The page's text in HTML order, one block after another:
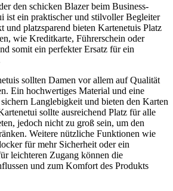
den schicken Blazer beim Business-
ist ein praktischer und stilvoller Begleiter
und platzsparend bieten Kartenetuis Platz
wie Kreditkarte, Führerschein oder
somit ein perfekter Ersatz für ein
sollten Damen vor allem auf Qualität
Ein hochwertiges Material und eine
Langlebigkeit und bieten den Karten
sollte ausreichend Platz für alle
jedoch nicht zu groß sein, um den
Weitere nützliche Funktionen wie
für mehr Sicherheit oder ein
leichteren Zugang können die
und zum Komfort des Produkts